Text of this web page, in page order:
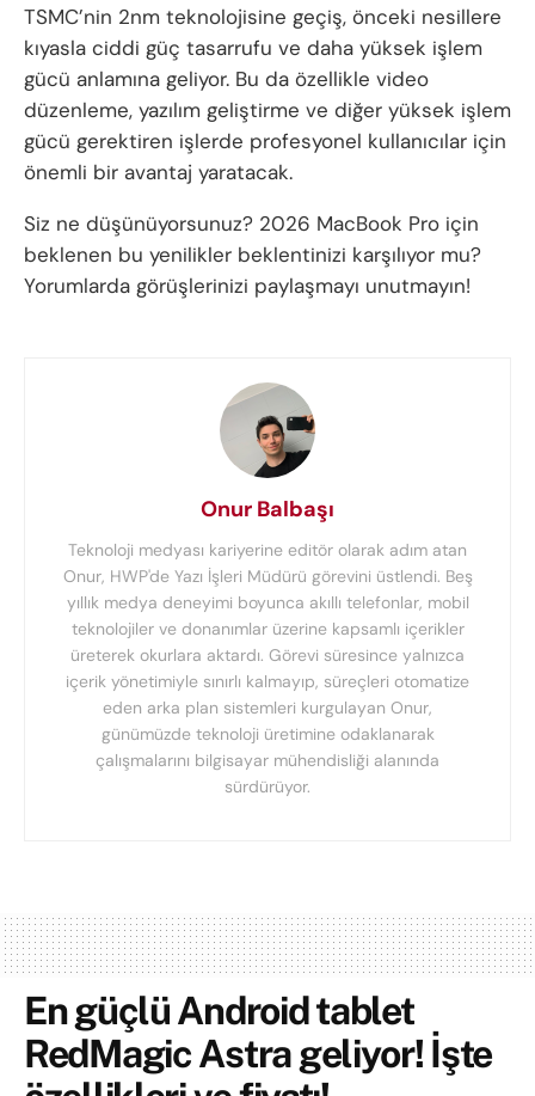
TSMC’nin 2nm teknolojisine geçiş, önceki nesillere
kıyasla ciddi güç tasarrufu ve daha yüksek işlem
gücü anlamına geliyor. Bu da özellikle video
düzenleme, yazılım geliştirme ve diğer yüksek işlem
gücü gerektiren işlerde profesyonel kullanıcılar için
önemli bir avantaj yaratacak.
Siz ne düşünüyorsunuz? 2026 MacBook Pro için
beklenen bu yenilikler beklentinizi karşılıyor mu?
Yorumlarda görüşlerinizi paylaşmayı unutmayın!
Onur Balbaşı
Teknoloji medyası kariyerine editör olarak adım atan
Onur, HWP'de Yazı İşleri Müdürü görevini üstlendi. Beş
yıllık medya deneyimi boyunca akıllı telefonlar, mobil
teknolojiler ve donanımlar üzerine kapsamlı içerikler
üreterek okurlara aktardı. Görevi süresince yalnızca
içerik yönetimiyle sınırlı kalmayıp, süreçleri otomatize
eden arka plan sistemleri kurgulayan Onur,
günümüzde teknoloji üretimine odaklanarak
çalışmalarını bilgisayar mühendisliği alanında
sürdürüyor.
En güçlü Android tablet
RedMagic Astra geliyor! İşte